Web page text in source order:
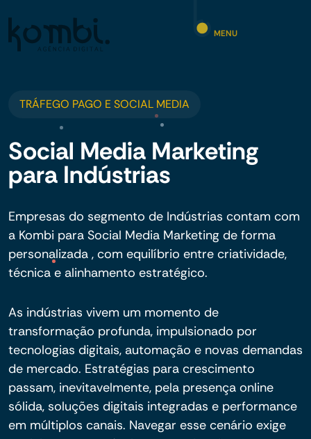
MENU
TRÁFEGO PAGO E SOCIAL MEDIA
Social Media Marketing
para Indústrias
Empresas do segmento de Indústrias contam com
a Kombi para Social Media Marketing de forma
personalizada , com equilíbrio entre criatividade,
técnica e alinhamento estratégico.
As indústrias vivem um momento de
transformação profunda, impulsionado por
tecnologias digitais, automação e novas demandas
de mercado. Estratégias para crescimento
passam, inevitavelmente, pela presença online
sólida, soluções digitais integradas e performance
em múltiplos canais. Navegar esse cenário exige